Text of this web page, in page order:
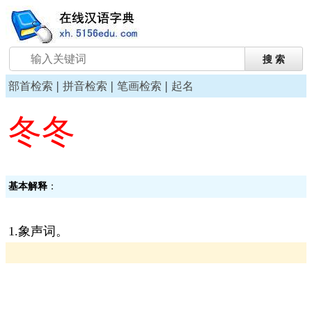
部首检索 | 拼音检索 | 笔画检索 | 起名
冬冬
基本解释 ：
1.象声词。